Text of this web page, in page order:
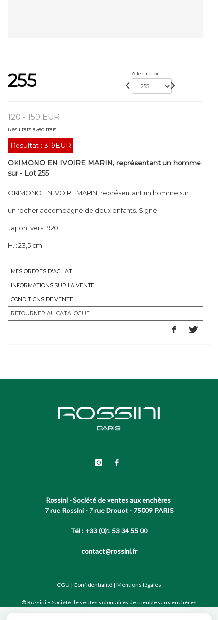
255 Aller au lot
120 - 150 EUR
Résultats avec frais
Résultat :319EUR
OKIMONO EN IVOIRE MARIN, représentant un homme
sur - Lot 255
OKIMONO EN IVOIRE MARIN, représentant un homme sur
un rocher accompagné de deux enfants. Signé.
Japon, vers 1920.
H. : 23,5 cm.
MES ORDRES D'ACHAT
INFORMATIONS SUR LA VENTE
CONDITIONS DE VENTE
RETOURNER AU CATALOGUE
Rossini - Société de ventes aux enchères
7 rue Rossini - 7 rue Drouot - 75009 PARIS
Tél : +33 (0)1 53 34 55 00
contact@rossini.fr
CGU | Confidentialité | Mentions légales
© Rossini – Société de ventes volontaires de meubles aux enchères